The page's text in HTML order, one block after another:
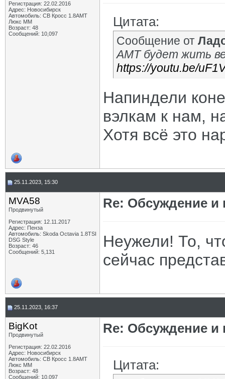
Регистрация: 22.02.2016
Адрес: Новосибирск
Автомобиль: СВ Кросс 1.8АМТ
Люкс ММ
Возраст: 48
Сообщений: 10,097
Цитата:
Сообщение от
АМТ будет жить
https://youtu.be/
Напиндели
вэлкам к нам,
Хотя всё это
25.11.2023, 15:30
MVA58
Продвинутый
Регистрация: 12.11.2017
Адрес: Пенза
Автомобиль: Skoda Octavia 1.8TSI
DSG Style
Возраст: 46
Сообщений: 5,131
Re: Обсуждение
Неужели! То,
сейчас
25.11.2023, 16:37
BigKot
Продвинутый
Регистрация: 22.02.2016
Адрес: Новосибирск
Автомобиль: СВ Кросс 1.8АМТ
Люкс ММ
Возраст: 48
Сообщений: 10,097
Re: Обсуждение
Цитата: